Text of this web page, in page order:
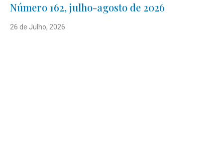
Número 162, julho-agosto de 2026
26 de Julho, 2026